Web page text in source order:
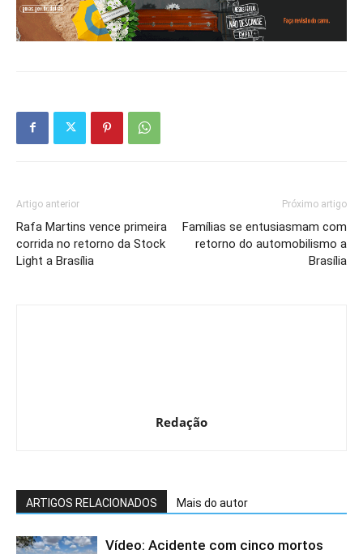
Artigo anterior
Rafa Martins vence primeira
corrida no retorno da Stock
Light a Brasília
Próximo artigo
Famílias se entusiasmam com
retorno do automobilismo a
Brasília
Redação
ARTIGOS RELACIONADOS Mais do autor
Vídeo: Acidente com cinco mortos